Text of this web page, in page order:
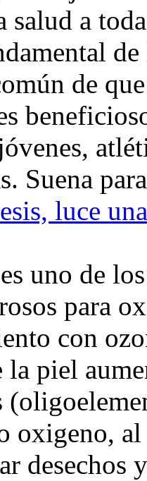
salud a
de
Suena
luce
uno de
para
con
la piel
oxigeno,